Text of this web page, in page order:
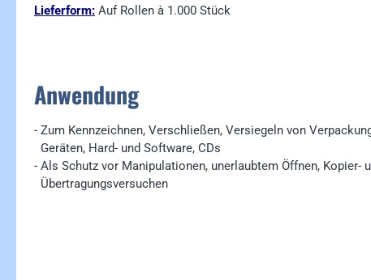
Lieferform: Auf Rollen à 1.000 Stück
Anwendung
- Zum Kennzeichnen, Verschließen, Versiegeln von
Geräten, Hard- und Software, CDs
- Als Schutz vor Manipulationen, unerlaubtem Öffnen, Kopier-
Übertragungsversuchen